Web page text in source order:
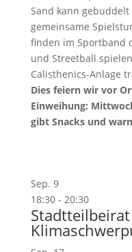
Sand kann
gemeinsame
finden im Sportband
und Streetball
Calisthenics-Anlage
Dies feiern wir vor
Einweihung:
gibt Snacks und
Sep. 9
18:30- 20:30